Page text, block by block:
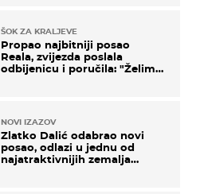
ŠOK ZA KRALJEVE
Propao najbitniji posao
Reala, zvijezda poslala
odbijenicu i poručila: "Želim
NOVI IZAZOV
Zlatko Dalić odabrao novi
posao, odlazi u jednu od
najatraktivnijih zemalja